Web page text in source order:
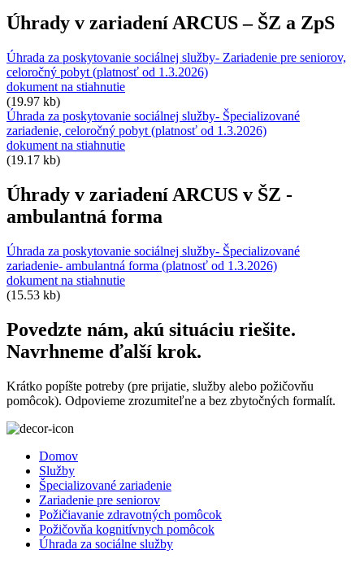
Úhrady v zariadení ARCUS – ŠZ a ZpS
Úhrada za poskytovanie sociálnej služby- Zariadenie pre seniorov,
celoročný pobyt (platnosť od 1.3.2026)
dokument na stiahnutie
(19.97 kb)
Úhrada za poskytovanie sociálnej služby- Špecializované
zariadenie, celoročný pobyt (platnosť od 1.3.2026)
dokument na stiahnutie
(19.17 kb)
Úhrady v zariadení ARCUS v ŠZ -
ambulantná forma
Úhrada za poskytovanie sociálnej služby- Špecializované
zariadenie- ambulantná forma (platnosť od 1.3.2026)
dokument na stiahnutie
(15.53 kb)
Povedzte nám, akú situáciu riešite.
Navrhneme ďalší krok.
Krátko popíšte potreby (pre prijatie, služby alebo požičovňu
pomôcok). Odpovieme zrozumiteľne a bez zbytočných formalít.
Domov
Služby
Špecializované zariadenie
Zariadenie pre seniorov
Požičiavanie zdravotných pomôcok
Požičovňa kognitívnych pomôcok
Úhrada za sociálne služby